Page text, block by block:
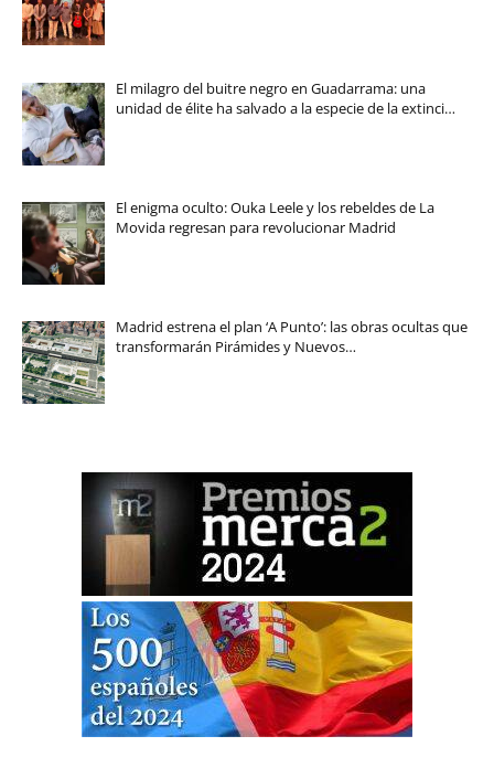
El milagro del buitre negro en Guadarrama: una
unidad de élite ha salvado a la especie de la extinci…
El enigma oculto: Ouka Leele y los rebeldes de La
Movida regresan para revolucionar Madrid
Madrid estrena el plan ‘A Punto’: las obras ocultas que
transformarán Pirámides y Nuevos…